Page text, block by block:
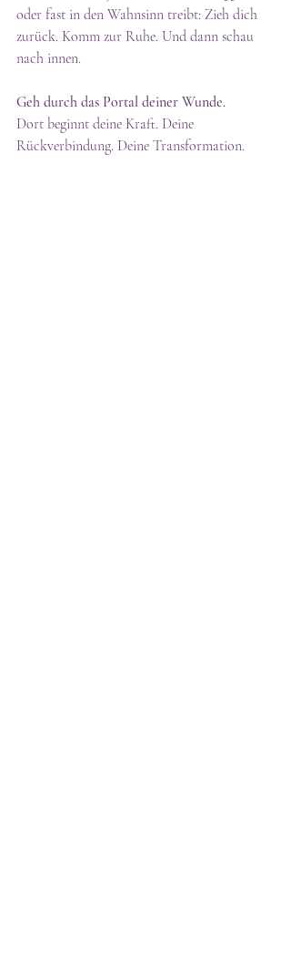
oder fast in den Wahnsinn treibt: Zieh dich
zurück. Komm zur Ruhe. Und dann schau
nach innen.
Geh durch das Portal deiner Wunde.
Dort beginnt deine Kraft. Deine
Rückverbindung. Deine Transformation.